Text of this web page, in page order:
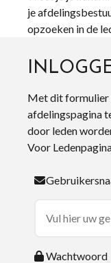
je
opzoeken in de
Met dit formulier
afdelingspagina
door leden
Voor
Wachtwoord